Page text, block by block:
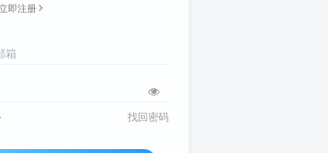
即注册
箱
找回密码